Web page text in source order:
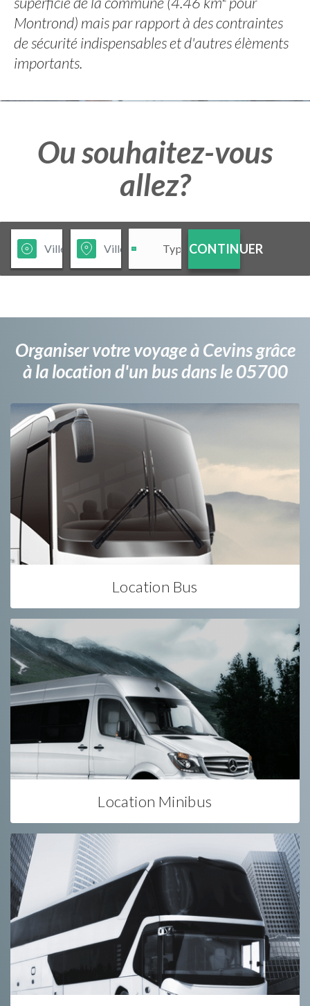
Montrond) mais par rapport à des contraintes
de sécurité indispensables et d'autres élèments
importants.
Ou souhaitez-vous
allez?
CONTINUER
Organiser votre voyage à Cevins grâce
à la location d'un bus dans le 05700
Location Bus
Location Minibus